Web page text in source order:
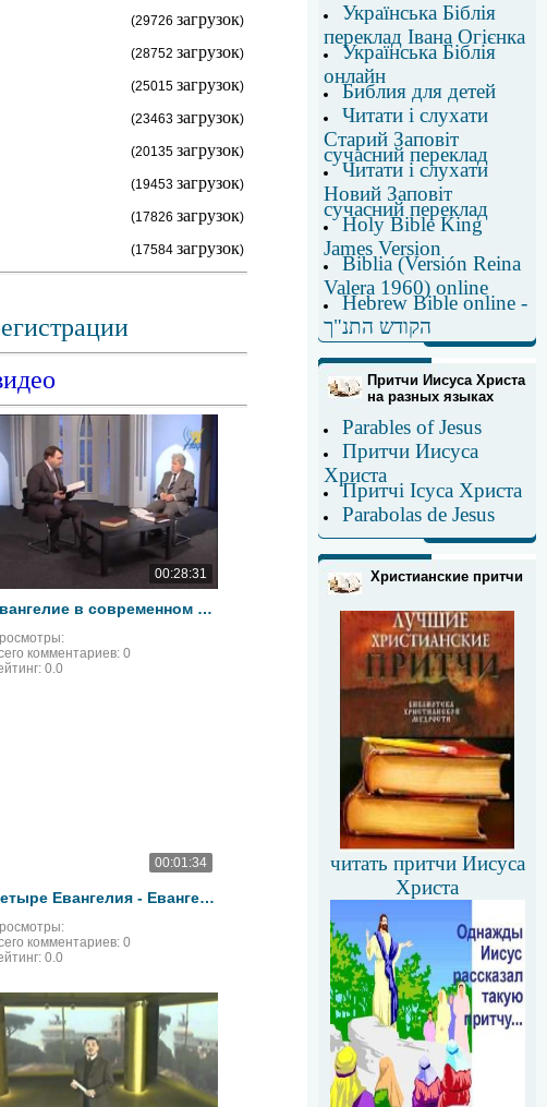
(29726 загрузок)
(28752 загрузок)
(25015 загрузок)
(23463 загрузок)
(20135 загрузок)
(19453 загрузок)
(17826 загрузок)
(17584 загрузок)
00:28:31
Евангелие в современном мире 17-я глава книги Откровение (Стих 5-10)
комментариев: 0
0.0
00:01:34
Четыре Евангелия - Евангелие от Иоанна смотреть онлайн
комментариев: 0
0.0
Українська Біблія
переклад Івана Огієнка
Українська Біблія
онлайн
Библия для детей
Читати і слухати
Старий Заповіт
сучасний переклад
Читати і слухати
Новий Заповіт
сучасний переклад
Holy Bible King
James Version
Biblia (Versión Reina
Valera 1960) online
Hebrew Bible online -
הקודש התנ"ך
Притчи Иисуса Христа
на разных языках
Parables of Jesus
Притчи Иисуса
Христа
Притчі Ісуса Христа
Parabolas de Jesus
Христианские притчи
читать притчи Иисуса
Христа